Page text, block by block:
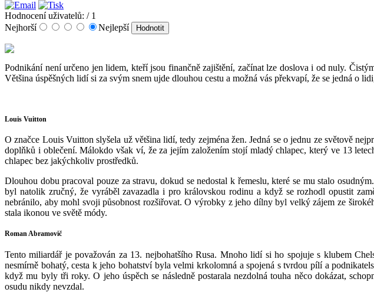
Hodnocení uživatelů: / 1
Nejhorší
Nejlepší
Podnikání není určeno jen lidem, kteří jsou finančně zajištění, začínat lze doslova i od nuly.
Většina úspěšných lidí si za svým snem ujde dlouhou cestu a možná vás překvapí, že se jedná o
Louis Vuitton
O značce Louis Vuitton slyšela už většina lidí, tedy zejména žen. Jedná se o jednu ze světově
doplňků i oblečení. Málokdo však ví, že za jejím založením stojí mladý chlapec, který ve 13
chlapec bez jakýchkoliv prostředků.
Dlouhou dobu pracoval pouze za stravu, dokud se nedostal k řemeslu, které se mu stalo
byl natolik zručný, že vyráběl zavazadla i pro královskou rodinu a když se rozhodl opustit
nebránilo, aby mohl svoji působnost rozšiřovat. O výrobky z jeho dílny byl velký zájem ze
stala ikonou ve světě módy.
Roman Abramovič
Tento miliardář je považován za 13. nejbohatšího Rusa. Mnoho lidí si ho spojuje s klubem
nesmírně bohatý, cesta k jeho bohatství byla velmi krkolomná a spojená s tvrdou pílí a
když mu byly tři roky. O jeho úspěch se následně postarala nezdolná touha něco dokázat,
osudu nikdy nevzdal.